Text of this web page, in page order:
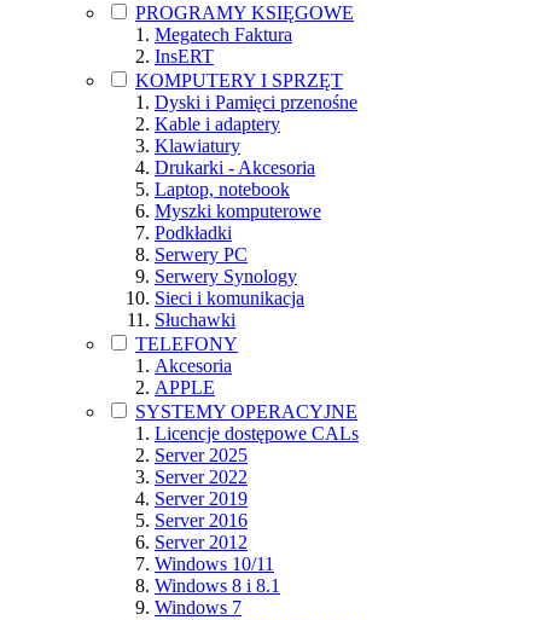
PROGRAMY KSIĘGOWE
Megatech Faktura
InsERT
KOMPUTERY I SPRZĘT
Dyski i Pamięci przenośne
Kable i adaptery
Klawiatury
Drukarki - Akcesoria
Laptop, notebook
Myszki komputerowe
Podkładki
Serwery PC
Serwery Synology
Sieci i komunikacja
Słuchawki
TELEFONY
Akcesoria
APPLE
SYSTEMY OPERACYJNE
Licencje dostępowe CALs
Server 2025
Server 2022
Server 2019
Server 2016
Server 2012
Windows 10/11
Windows 8 i 8.1
Windows 7